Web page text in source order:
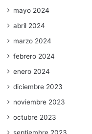
mayo 2024
abril 2024
marzo 2024
febrero 2024
enero 2024
diciembre 2023
noviembre 2023
octubre 2023